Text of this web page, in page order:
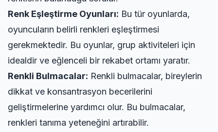
Renk Eşleştirme Oyunları: Bu tür oyunlarda,
oyuncuların belirli renkleri eşleştirmesi
gerekmektedir. Bu oyunlar, grup aktiviteleri için
idealdir ve eğlenceli bir rekabet ortamı yaratır.
Renkli Bulmacalar: Renkli bulmacalar, bireylerin
dikkat ve konsantrasyon becerilerini
geliştirmelerine yardımcı olur. Bu bulmacalar,
renkleri tanıma yeteneğini artırabilir.